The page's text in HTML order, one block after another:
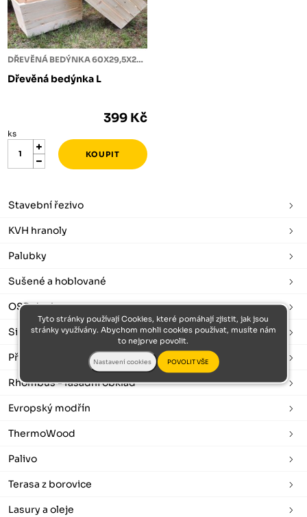
DŘEVĚNÁ BEDÝNKA 60X29,5X29,5
Dřevěná bedýnka L
399 Kč
ks
Stavební řezivo
KVH hranoly
Palubky
Sušené a hoblované
OSB desky
Sibiřský modřín
Překližka
Rhombus - fasádní obklad
Evropský modřín
ThermoWood
Palivo
Terasa z borovice
Lasury a oleje
Tyto stránky používají Cookies, které pomáhají zjistit, jak jsou
stránky využívány. Abychom mohli cookies používat, musíte nám
to nejprve povolit.